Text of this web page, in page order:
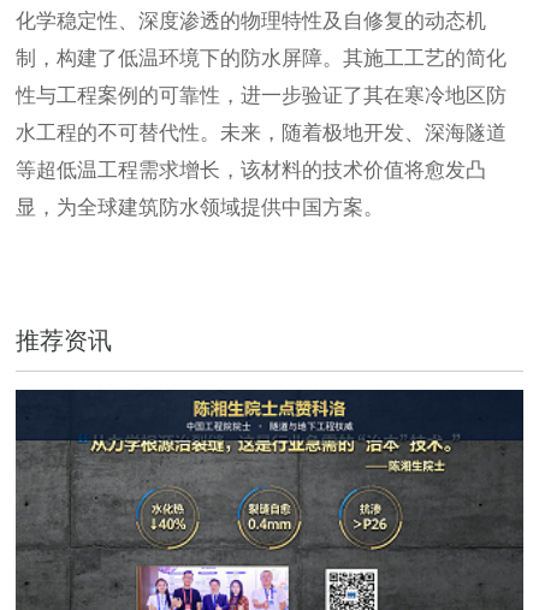
化学稳定性、深度渗透的物理特性及自修复的动态机
制，构建了低温环境下的防水屏障。其施工工艺的简化
性与工程案例的可靠性，进一步验证了其在寒冷地区防
水工程的不可替代性。未来，随着极地开发、深海隧道
等超低温工程需求增长，该材料的技术价值将愈发凸
显，为全球建筑防水领域提供中国方案。
推荐资讯